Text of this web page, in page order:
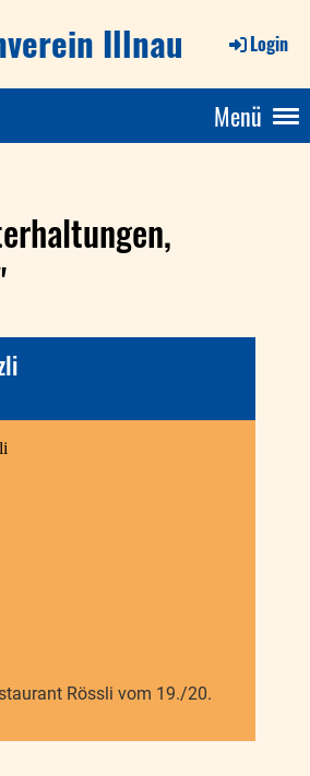
Illnau Login
Menü
Rössli vom 19./20.